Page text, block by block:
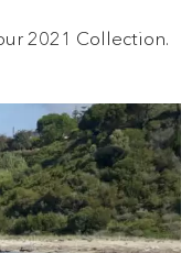
2021 Collection.